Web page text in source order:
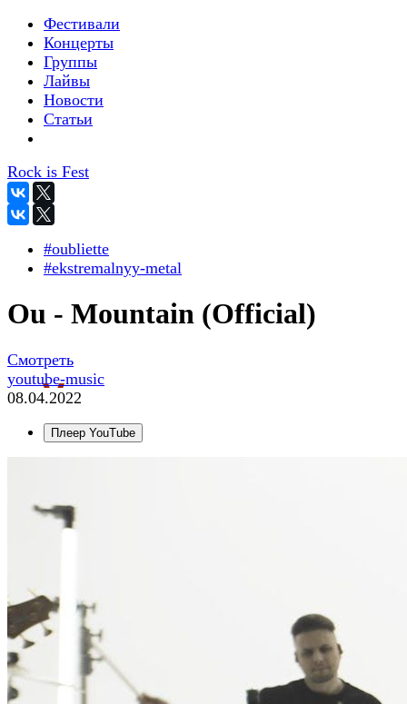
Фестивали
Концерты
Группы
Лайвы
Новости
Статьи
Rock is Fest
#oubliette
#ekstremalnyy-metal
Ou - Mountain (Official)
Смотреть
youtube-music
08.04.2022
Плеер YouTube